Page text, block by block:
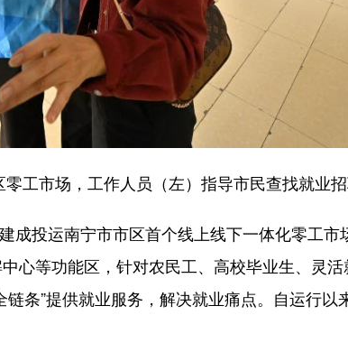
市场，工作人员（左）指导市民查找就业招
投运南宁市市区首个线上线下一体化零工市
心等功能区，针对农民工、高校毕业生、灵
条”提供就业服务，解决就业痛点。自运行